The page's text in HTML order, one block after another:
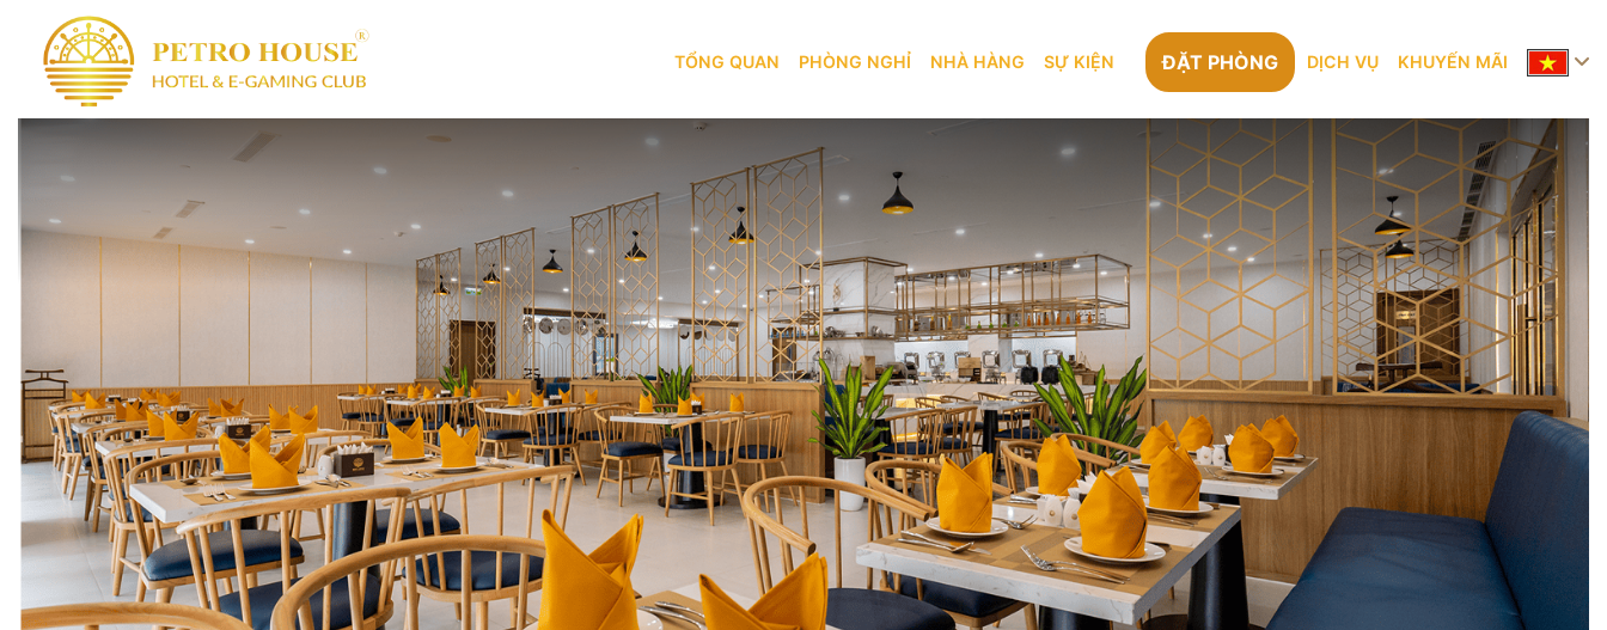
TỔNG QUAN PHÒNG NGHỈ NHÀ HÀNG SỰ KIỆN ĐẶT PHÒNG DỊCH VỤ KHUYẾN MÃI
KHÁM PHÁ
PHÒNG NGHỈ
NHÀ HÀNG
BASIL RESTAURANT
SAMBAL BEER
DỊCH VỤ
GYM
CÂU LẠC BỘ TRÒ CHƠI MONACO CLUB
KHUYẾN MÃI
GIỚI THIỆU
BLOG
LIÊN HỆ
LIÊN HỆ
TUYỂN DỤNG